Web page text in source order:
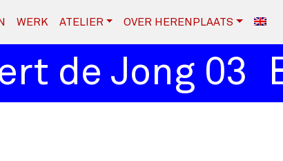
WERK ATELIER OVER HERENPLAATS
de Jong 03